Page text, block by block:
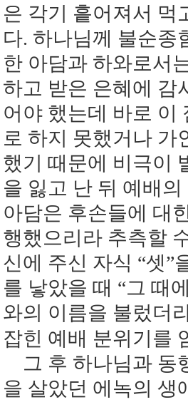
은 각기 흩어져서 먹
다. 하나님께 불순종
한 아담과 하와로서
하고 받은 은혜에 감
어야 했는데 바로 이
로 하지 못했거나 가
했기 때문에 비극이
을 잃고 난 뒤 예배
아담은 후손들에 대
행했으리라 추측할
신에 주신 자식 “셋”
를 낳았을 때 “그 때
와의 이름을 불렀더
잡힌 예배 분위기를
그 후 하나님과 동
을 살았던 에녹의 생